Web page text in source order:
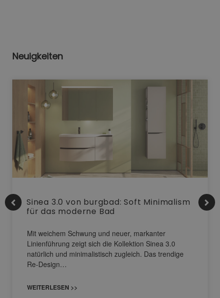
Neuigkeiten
Sinea 3.0 von burgbad: Soft Minimalism
für das moderne Bad
Mit weichem Schwung und neuer, markanter
Linienführung zeigt sich die Kollektion Sinea 3.0
natürlich und minimalistisch zugleich. Das trendige
Re-Design…
WEITERLESEN >>